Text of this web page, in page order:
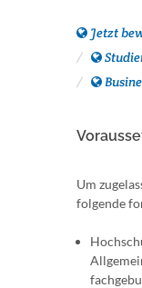
Jetzt
Um
folgende